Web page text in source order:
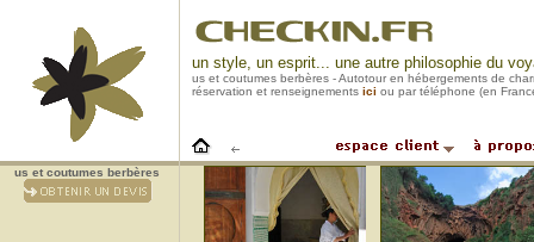
un style, un esprit... une autre philosophie du
us et coutumes berbères - Autotour en hébergements de
réservation et renseignements ici ou par téléphone (en
us et coutumes berbères